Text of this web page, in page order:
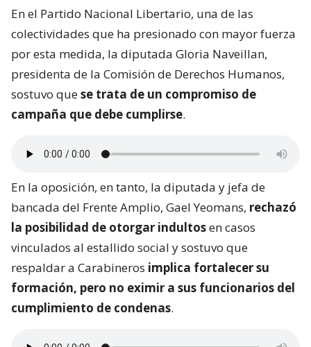
En el Partido Nacional Libertario, una de las
colectividades que ha presionado con mayor fuerza
por esta medida, la diputada Gloria Naveillan,
presidenta de la Comisión de Derechos Humanos,
sostuvo quese trata de un compromiso de
campaña que debe cumplirse.
En la oposición, en tanto, la diputada y jefa de
bancada del Frente Amplio, Gael Yeomans, rechazó
la posibilidad de otorgar indultosen casos
vinculados al estallido social y sostuvo que
respaldar a Carabineros implica fortalecer su
formación, pero no eximir a sus funcionarios del
cumplimiento de condenas.